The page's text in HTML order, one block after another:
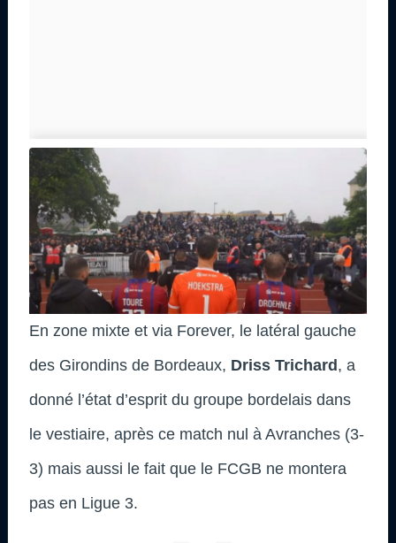
En zone mixte et via Forever, le latéral gauche
des Girondins de Bordeaux, Driss Trichard, a
donné l’état d’esprit du groupe bordelais dans
le vestiaire, après ce match nul à Avranches (3-
3) mais aussi le fait que le FCGB ne montera
pas en Ligue 3.